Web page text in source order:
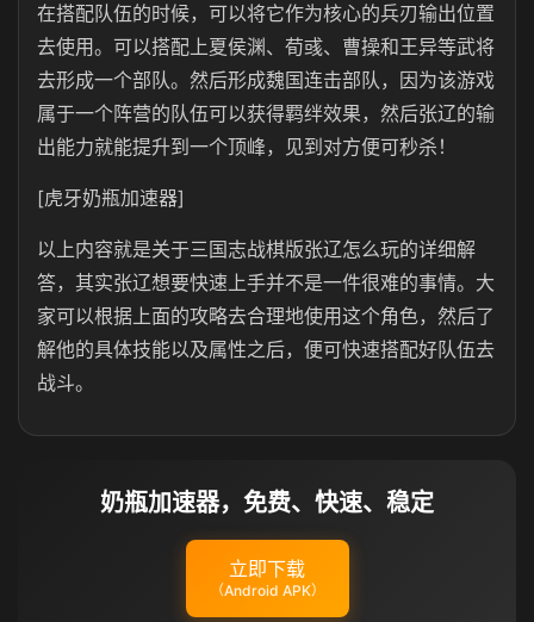
在搭配队伍的时候，可以将它作为核心的兵刃输出位置
去使用。可以搭配上夏侯渊、荀彧、曹操和王异等武将
去形成一个部队。然后形成魏国连击部队，因为该游戏
属于一个阵营的队伍可以获得羁绊效果，然后张辽的输
出能力就能提升到一个顶峰，见到对方便可秒杀！
[虎牙奶瓶加速器]
以上内容就是关于三国志战棋版张辽怎么玩的详细解
答，其实张辽想要快速上手并不是一件很难的事情。大
家可以根据上面的攻略去合理地使用这个角色，然后了
解他的具体技能以及属性之后，便可快速搭配好队伍去
战斗。
奶瓶加速器，免费、快速、稳定
立即下载
（Android APK）